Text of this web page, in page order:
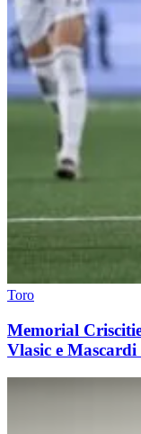
Toro
Memorial
Vlasic e Mascardi